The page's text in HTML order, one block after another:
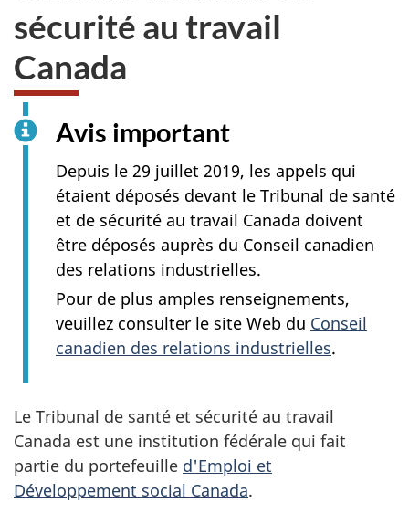
sécurité au travail
Canada
Avis important
Depuis le 29 juillet 2019, les appels qui
étaient déposés devant le Tribunal de santé
et de sécurité au travail Canada doivent
être déposés auprès du Conseil canadien
des relations industrielles.
Pour de plus amples renseignements,
veuillez consulter le site Web du Conseil
canadien des relations industrielles.
Le Tribunal de santé et sécurité au travail
Canada est une institution fédérale qui fait
partie du portefeuille d'Emploi et
Développement social Canada.